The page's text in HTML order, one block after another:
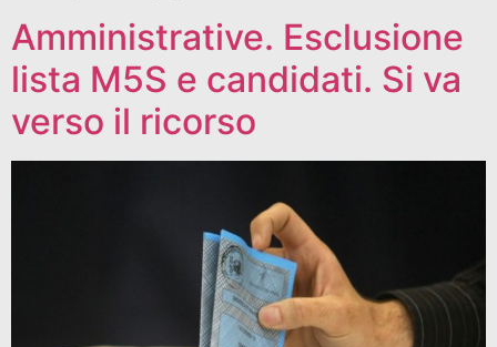
Amministrative. Esclusione
lista M5S e candidati. Si va
verso il ricorso